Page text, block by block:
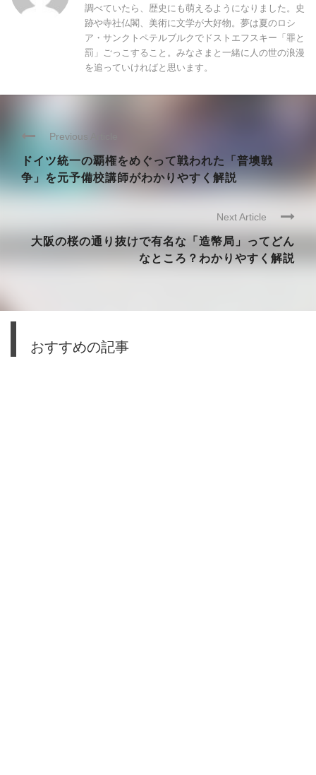
調べていたら、歴史にも萌えるようになりました。史
跡や寺社仏閣、美術に文学が大好物。夢は夏のロシ
ア・サンクトペテルブルクでドストエフスキー「罪と
罰」ごっこすること。みなさまと一緒に人の世の浪漫
を追っていければと思います。
Previous Article
ドイツ統一の覇権をめぐって戦われた「普墺戦
争」を元予備校講師がわかりやすく解説
Next Article
大阪の桜の通り抜けで有名な「造幣局」ってどん
なところ？わかりやすく解説
おすすめの記事